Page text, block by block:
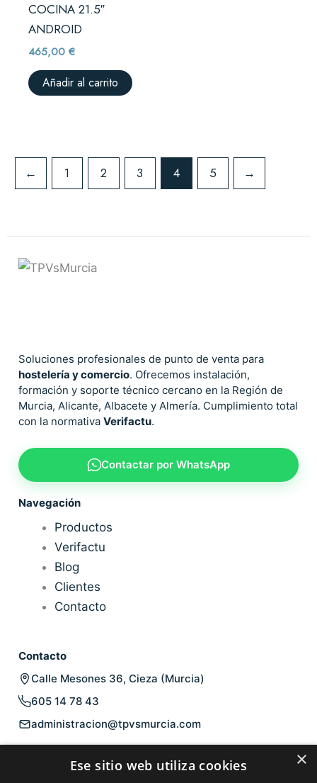
COCINA 21.5″
ANDROID
465,00€
Añadir al carrito
← 1 2 3 4 5 →
Soluciones profesionales de punto de venta para
hostelería y comercio. Ofrecemos instalación,
formación y soporte técnico cercano en la Región de
Murcia, Alicante, Albacete y Almería. Cumplimiento total
con la normativa Verifactu.
Contactar por WhatsApp
Navegación
Productos
Verifactu
Blog
Clientes
Contacto
Contacto
Calle Mesones 36, Cieza (Murcia)
605 14 78 43
administracion@tpvsmurcia.com
×
Ese sitio web utiliza cookies